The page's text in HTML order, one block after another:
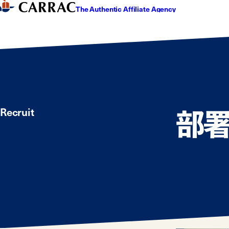
The Authentic Affiliate Agency
Recruit 部